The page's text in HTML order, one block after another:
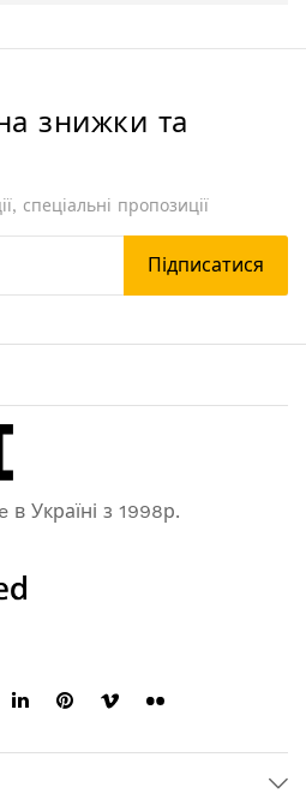
знижки та
спеціальні пропозиції
Підписатися
Україні з 1998р.